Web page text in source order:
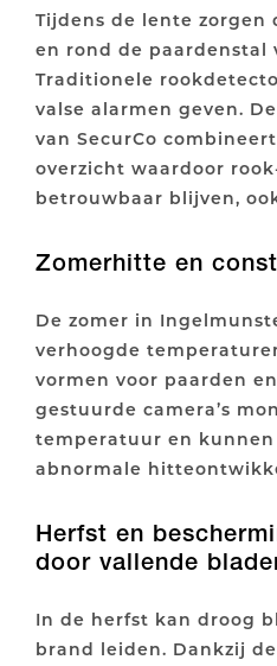
Tijdens de lente zorgen
en rond de paardenstal
Traditionele
valse alarmen geven.
van SecurCo
overzicht waardoor
betrouwbaar blijven,
Zomerhitte en
De zomer in
verhoogde
vormen voor paarden en
gestuurde camera’s
temperatuur en
abnormale
Herfst en
door vallende
In de herfst kan droog
brand leiden. Dankzij